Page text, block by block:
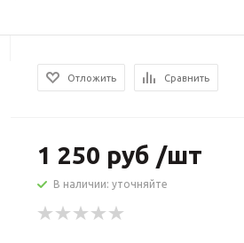
Отложить Сравнить
1 250 руб /шт
В наличии: уточняйте